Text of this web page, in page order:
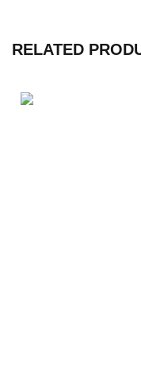
RELATED